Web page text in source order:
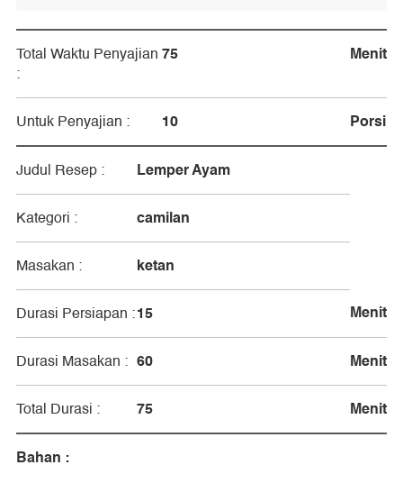
Total Waktu Penyajian
:
75 Menit
Untuk Penyajian : 10 Porsi
Judul Resep : Lemper Ayam
Kategori : camilan
Masakan : ketan
Durasi Persiapan :15 Menit
Durasi Masakan : 60 Menit
Total Durasi : 75
Menit
Bahan :